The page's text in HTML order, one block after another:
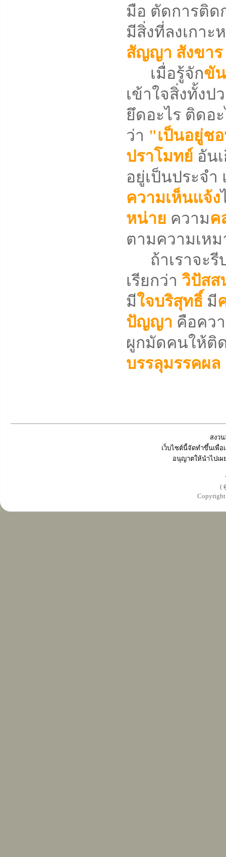
มือ ตัดการติ
มีสิ่งที่ลงเกา
สัญญา สังขาร
เมื่อรู้จักขั
เข้าใจสิ่งทั้งป
ยึดอะไร ติดอ
ว่า "เป็นอยู่ช
ปราโมทย์ อัน
อยู่เป็นประจำ
ความเห็นแจ้ง
หน่าย ความค
ตามความเห
ถ้าเราจะรี
เรียกว่า วิปัสส
มีใจบริสุทธิ์ มี
ปัญญา คือคว
ผูกมัดคนให้ติ
บรรลุมรรคผล
สงว
เว็บไซต์นี้จัดทำขึ้นเพื่
อนุญาตให้นำไปเ
(
Copyright